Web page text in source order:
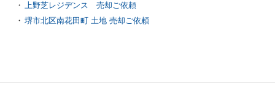
上野芝レジデンス 売却ご依頼
堺市北区南花田町 土地 売却ご依頼